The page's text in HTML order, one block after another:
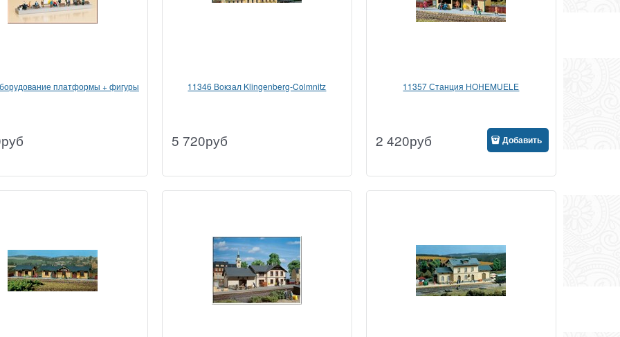
платформы + фигуры
руб
11346 Вокзал Klingenberg-Colmnitz
5 720руб
11357 Станция HOHEMUELE
2 420руб Добавить